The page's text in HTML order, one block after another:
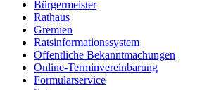
Bürgermeister
Rathaus
Gremien
Ratsinformationssystem
Öffentliche Bekanntmachungen
Online-Terminvereinbarung
Formularservice